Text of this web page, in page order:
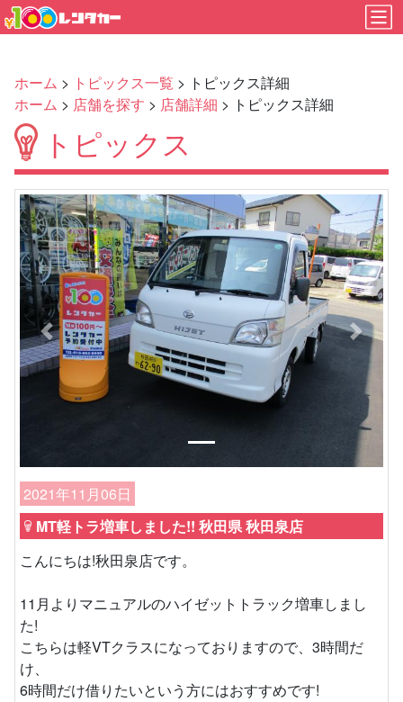
ホーム > トピックス一覧 > トピックス詳細
ホーム > 店舗を探す > 店舗詳細 > トピックス詳細
トピックス
Previous Next
2021年11月06日
MT軽トラ増車しました!! 秋田県 秋田泉店
こんにちは!秋田泉店です。
11月よりマニュアルのハイゼットトラック増車しまし
た!
こちらは軽VTクラスになっておりますので、3時間だ
け、
6時間だけ借りたいという方にはおすすめです!